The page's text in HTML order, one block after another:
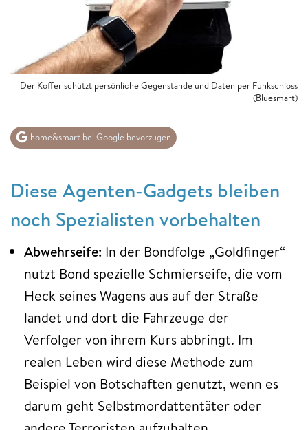
Der Koffer schützt persönliche Gegenstände und Daten per Funkschloss
(Bluesmart)
home&smart bei Google bevorzugen
Diese Agenten-Gadgets bleiben
noch Spezialisten vorbehalten
Abwehrseife: In der Bondfolge „Goldfinger“
nutzt Bond spezielle Schmierseife, die vom
Heck seines Wagens aus auf der Straße
landet und dort die Fahrzeuge der
Verfolger von ihrem Kurs abbringt. Im
realen Leben wird diese Methode zum
Beispiel von Botschaften genutzt, wenn es
darum geht Selbstmordattentäter oder